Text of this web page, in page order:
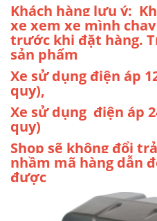
Khách hàng lưu ý:
xe xem xe mình
trước khi đặt hàng.
sản phẩm
Xe sử dụng điện áp
quy),
Xe sử dụng điện áp
quy)
Shop sẽ không đổi
nhầm mã hàng dẫn
được